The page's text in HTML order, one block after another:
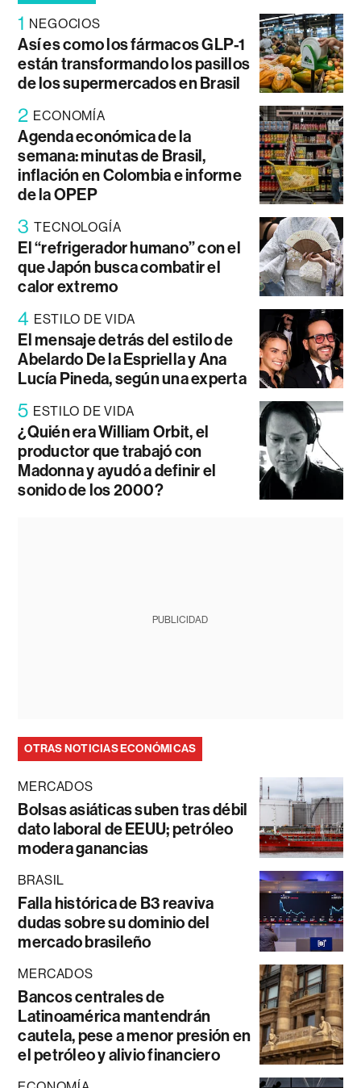
1 NEGOCIOS
Así es como los fármacos GLP-1
están transformando los pasillos
de los supermercados en Brasil
2 ECONOMÍA
Agenda económica de la
semana: minutas de Brasil,
inflación en Colombia e informe
de la OPEP
3 TECNOLOGÍA
El “refrigerador humano” con el
que Japón busca combatir el
calor extremo
4 ESTILO DE VIDA
El mensaje detrás del estilo de
Abelardo De la Espriella y Ana
Lucía Pineda, según una experta
5 ESTILO DE VIDA
¿Quién era William Orbit, el
productor que trabajó con
Madonna y ayudó a definir el
sonido de los 2000?
PUBLICIDAD
OTRAS NOTICIAS ECONÓMICAS
MERCADOS
Bolsas asiáticas suben tras débil
dato laboral de EEUU; petróleo
modera ganancias
BRASIL
Falla histórica de B3 reaviva
dudas sobre su dominio del
mercado brasileño
MERCADOS
Bancos centrales de
Latinoamérica mantendrán
cautela, pese a menor presión en
el petróleo y alivio financiero